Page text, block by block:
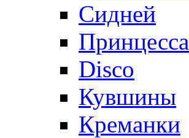
Сидней
Принцесса
Disco
Кувшины
Креманки